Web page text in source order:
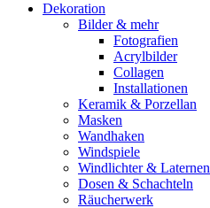
Dekoration
Bilder & mehr
Fotografien
Acrylbilder
Collagen
Installationen
Keramik & Porzellan
Masken
Wandhaken
Windspiele
Windlichter & Laternen
Dosen & Schachteln
Räucherwerk